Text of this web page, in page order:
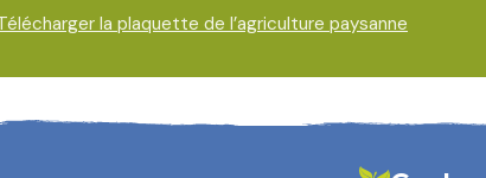
la plaquette de l’agriculture paysanne